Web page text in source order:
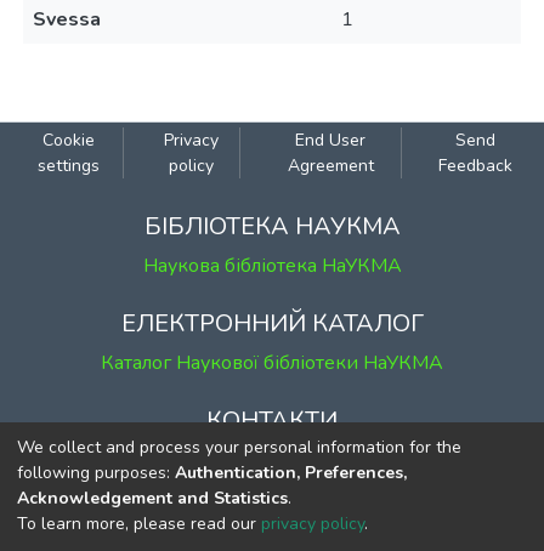
Svessa
1
Cookie
settings
Privacy
policy
End User
Agreement
Send
Feedback
БІБЛІОТЕКА НАУКМА
Наукова бібліотека НаУКМА
ЕЛЕКТРОННИЙ КАТАЛОГ
Каталог Наукової бібліотеки НаУКМА
КОНТАКТИ
м. Київ, вул. Григорія Сковороди, 2
к. 1, к. 120
тел.(044) 463-69-31
We collect and process your personal information for the
following purposes: Authentication, Preferences,
Acknowledgement and Statistics.
To learn more, please read our privacy policy.